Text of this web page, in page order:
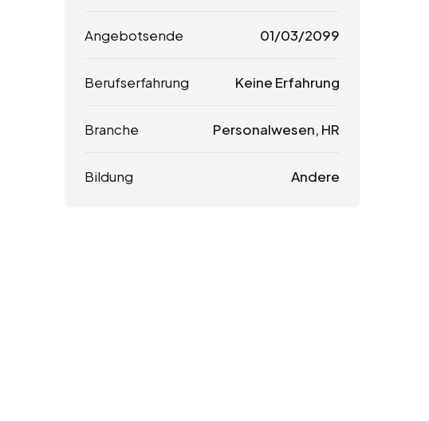
Angebotsende 01/03/2099
Berufserfahrung Keine Erfahrung
Branche Personalwesen, HR
Bildung Andere